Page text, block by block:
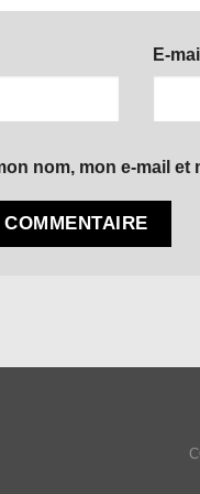
E-
nom, mon e-mail